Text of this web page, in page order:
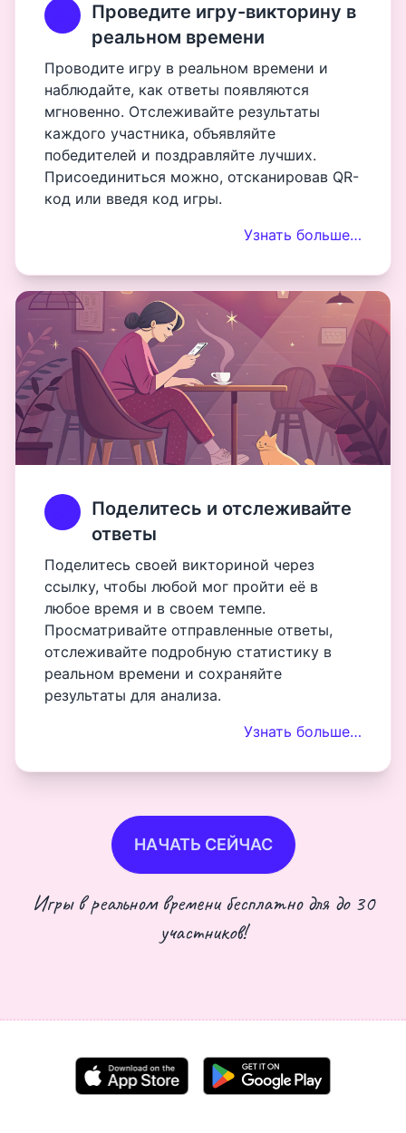
Проведите игру-викторину в
реальном времени
Проводите игру в реальном времени и
наблюдайте, как ответы появляются
мгновенно. Отслеживайте результаты
каждого участника, объявляйте
победителей и поздравляйте лучших.
Присоединиться можно, отсканировав QR-
код или введя код игры.
Узнать больше…
Поделитесь и отслеживайте
ответы
Поделитесь своей викториной через
ссылку, чтобы любой мог пройти её в
любое время и в своем темпе.
Просматривайте отправленные ответы,
отслеживайте подробную статистику в
реальном времени и сохраняйте
результаты для анализа.
Узнать больше…
НАЧАТЬ СЕЙЧАС
Игры в реальном времени бесплатно для до 30
участников!